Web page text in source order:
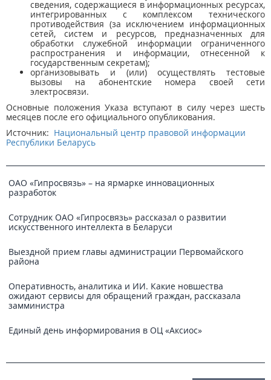
сведения, содержащиеся в информационных ресурсах,
интегрированных с комплексом технического
противодействия (за исключением информационных
сетей, систем и ресурсов, предназначенных для
обработки служебной информации ограниченного
распространения и информации, отнесенной к
государственным секретам);
организовывать и (или) осуществлять тестовые
вызовы на абонентские номера своей сети
электросвязи.
Основные положения Указа вступают в силу через шесть
месяцев после его официального опубликования.
Источник: Национальный центр правовой информации
Республики Беларусь
ОАО «Гипросвязь» – на ярмарке инновационных
разработок
Сотрудник ОАО «Гипросвязь» рассказал о развитии
искусственного интеллекта в Беларуси
Выездной прием главы администрации Первомайского
района
Оперативность, аналитика и ИИ. Какие новшества
ожидают сервисы для обращений граждан, рассказала
замминистра
Единый день информирования в ОЦ «Аксиос»